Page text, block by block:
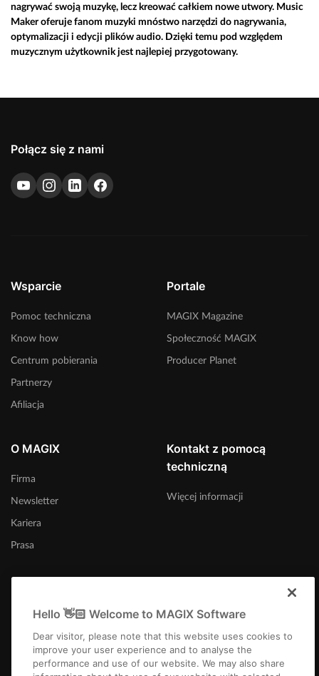
nagrywać swoją muzykę, lecz kreować całkiem nowe utwory. Music
Maker oferuje fanom muzyki mnóstwo narzędzi do nagrywania,
optymalizacji i edycji plików audio. Dzięki temu pod względem
muzycznym użytkownik jest najlepiej przygotowany.
Połącz się z nami
Wsparcie
Pomoc techniczna
Know how
Centrum pobierania
Partnerzy
Afiliacja
Portale
MAGIX Magazine
Społeczność MAGIX
Producer Planet
O MAGIX
Firma
Newsletter
Kariera
Prasa
Kontakt z pomocą
techniczną
Więcej informacji
Polska
Hello 👋🏻 Welcome to MAGIX Software
Dear visitor, please note that this website uses cookies to
improve your user experience and to analyse the
performance and use of our website. We may also share